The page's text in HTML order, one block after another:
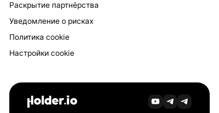
Раскрытие партнёрства
Уведомление о рисках
Политика cookie
Настройки cookie